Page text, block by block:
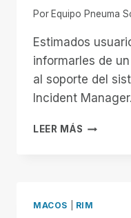
Por Equipo Pneuma
Estimados
informarles de
al soporte del
Incident
LEER MÁS
MACOS RIM